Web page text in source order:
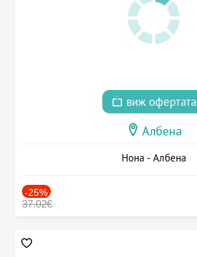
виж офертата
Албена
Нона - Албена
-25%
37.02€